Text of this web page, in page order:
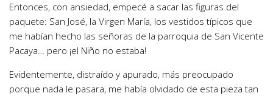
Entonces, con ansiedad, empecé a sacar las figuras del
paquete: San José, la Virgen María, los vestidos típicos que
me habían hecho las señoras de la parroquia de San Vicente
Pacaya… pero ¡el Niño no estaba!
Evidentemente, distraído y apurado, más preocupado
porque nada le pasara, me había olvidado de esta pieza tan